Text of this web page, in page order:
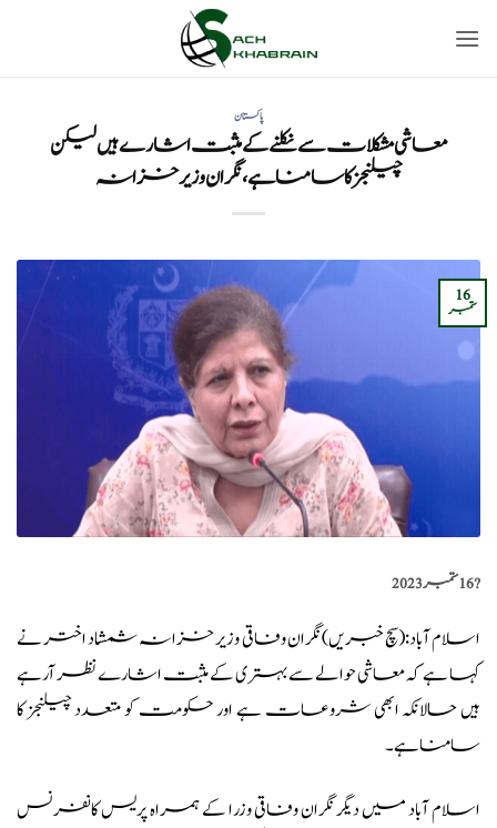
پاکستان
معاشی مشکلات سے نکلنے کے مثبت اشارے ہیں لیکن
چیلنجز کا سامنا ہے، نگران وزیر خزانہ
16
ستمبر
?️16 ستمبر 2023
اسلام آباد:(سچ خبریں) نگران وفاقی وزیر خزانہ شمشاد اختر نے
کہا ہے کہ معاشی حوالے سے بہتری کے مثبت اشارے نظر آرہے
ہیں حالانکہ ابھی شروعات ہے اور حکومت کو متعدد چیلنجز کا
سامنا ہے۔
اسلام آباد میں دیگر نگران وفاقی وزرا کے ہمراہ پریس کانفرنس